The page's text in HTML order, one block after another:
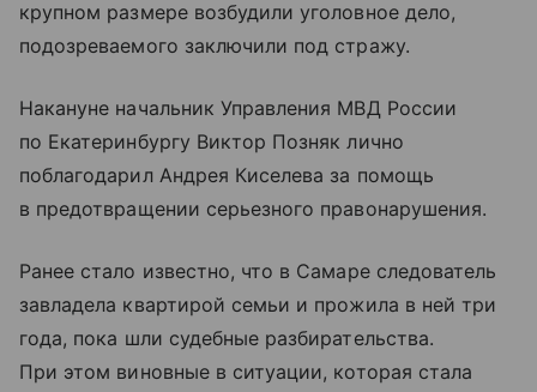
крупном размере возбудили уголовное дело,
подозреваемого заключили под стражу.
Накануне начальник Управления МВД России
по Екатеринбургу Виктор Позняк лично
поблагодарил Андрея Киселева за помощь
в предотвращении серьезного правонарушения.
Ранее стало известно, что в Самаре следователь
завладела квартирой семьи и прожила в ней три
года, пока шли судебные разбирательства.
При этом виновные в ситуации, которая стала